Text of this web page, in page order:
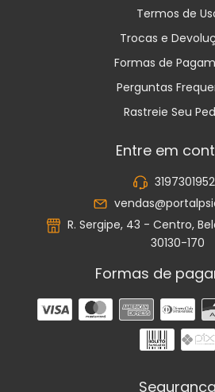
Termos de
Trocas e
Formas de
Perguntas
Rastreie Seu
Entre em
R. Sergipe, 43 - Centro,
30130-170
Formas de
Segurança